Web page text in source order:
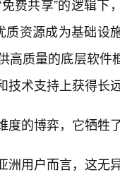
费共享”的逻辑下
质资源成为基础
高质量的底层软
技术支持上获得长
度的博弈，它牺牲
洲用户而言，这无